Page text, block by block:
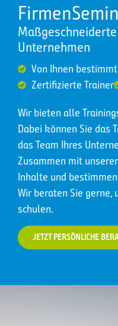
Unternehmen
Von Ihnen
Zertifizierte Trainer
Wir bieten alle
Dabei können Sie das
das Team Ihres
Zusammen mit
Inhalte und
Wir beraten Sie gerne,
schulen.
JETZT PERSÖNLICHE